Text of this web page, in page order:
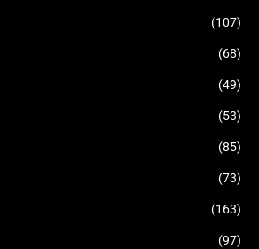
(107)
(68)
(49)
(53)
(85)
(73)
(163)
(97)